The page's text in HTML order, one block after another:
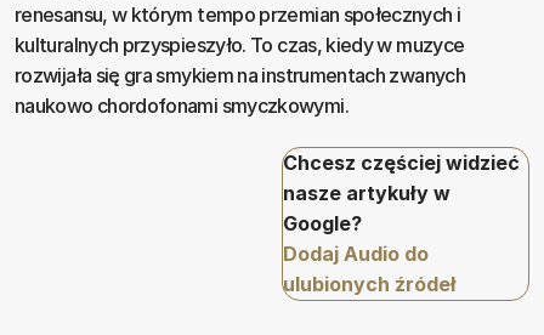
renesansu, w którym tempo przemian społecznych i
kulturalnych przyspieszyło. To czas, kiedy w muzyce
rozwijała się gra smykiem na instrumentach zwanych
naukowo chordofonami smyczkowymi.
Chcesz częściej widzieć
nasze artykuły w
Google?
Dodaj Audio do
ulubionych źródeł